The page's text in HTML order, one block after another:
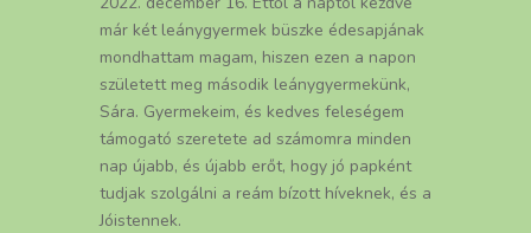
már két leánygyermek büszke édesapjának
mondhattam magam, hiszen ezen a napon
született meg második leánygyermekünk,
Sára. Gyermekeim, és kedves feleségem
támogató szeretete ad számomra minden
nap újabb, és újabb erőt, hogy jó papként
tudjak szolgálni a reám bízott híveknek, és a
Jóistennek.